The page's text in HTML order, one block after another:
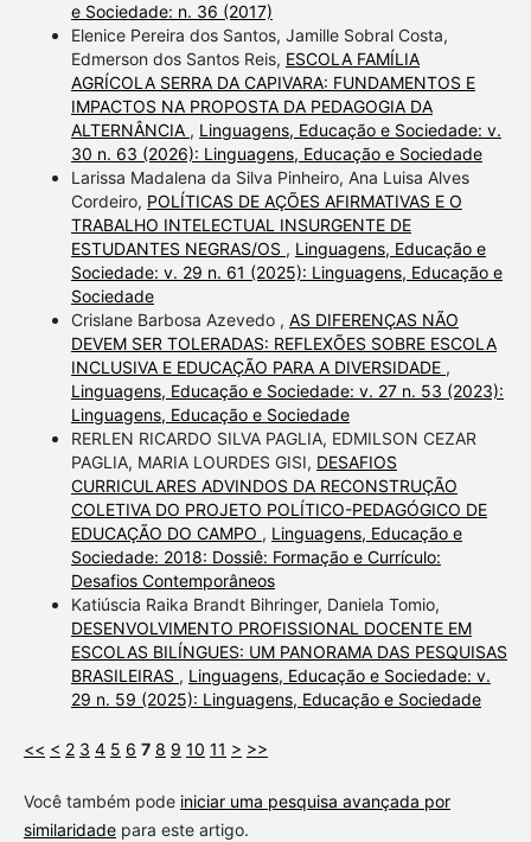
e Sociedade: n. 36 (2017)
Elenice Pereira dos Santos, Jamille Sobral Costa,
Edmerson dos Santos Reis, ESCOLA FAMÍLIA
AGRÍCOLA SERRA DA CAPIVARA: FUNDAMENTOS E
IMPACTOS NA PROPOSTA DA PEDAGOGIA DA
ALTERNÂNCIA , Linguagens, Educação e Sociedade: v.
30 n. 63 (2026): Linguagens, Educação e Sociedade
Larissa Madalena da Silva Pinheiro, Ana Luisa Alves
Cordeiro, POLÍTICAS DE AÇÕES AFIRMATIVAS E O
TRABALHO INTELECTUAL INSURGENTE DE
ESTUDANTES NEGRAS/OS , Linguagens, Educação e
Sociedade: v. 29 n. 61 (2025): Linguagens, Educação e
Sociedade
Crislane Barbosa Azevedo , AS DIFERENÇAS NÃO
DEVEM SER TOLERADAS: REFLEXÕES SOBRE ESCOLA
INCLUSIVA E EDUCAÇÃO PARA A DIVERSIDADE ,
Linguagens, Educação e Sociedade: v. 27 n. 53 (2023):
Linguagens, Educação e Sociedade
RERLEN RICARDO SILVA PAGLIA, EDMILSON CEZAR
PAGLIA, MARIA LOURDES GISI, DESAFIOS
CURRICULARES ADVINDOS DA RECONSTRUÇÃO
COLETIVA DO PROJETO POLÍTICO-PEDAGÓGICO DE
EDUCAÇÃO DO CAMPO , Linguagens, Educação e
Sociedade: 2018: Dossiê: Formação e Currículo:
Desafios Contemporâneos
Katiúscia Raika Brandt Bihringer, Daniela Tomio,
DESENVOLVIMENTO PROFISSIONAL DOCENTE EM
ESCOLAS BILÍNGUES: UM PANORAMA DAS PESQUISAS
BRASILEIRAS , Linguagens, Educação e Sociedade: v.
29 n. 59 (2025): Linguagens, Educação e Sociedade
<< < 2 3 4 5 6 7 8 9 10 11 > >>
Você também pode iniciar uma pesquisa avançada por
similaridadepara este artigo.